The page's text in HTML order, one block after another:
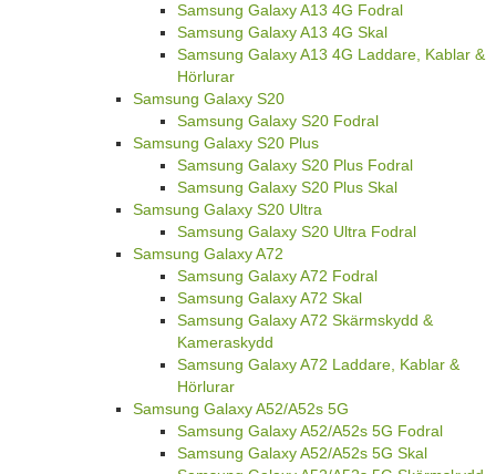
Samsung Galaxy A13 4G Fodral
Samsung Galaxy A13 4G Skal
Samsung Galaxy A13 4G Laddare, Kablar &
Hörlurar
Samsung Galaxy S20
Samsung Galaxy S20 Fodral
Samsung Galaxy S20 Plus
Samsung Galaxy S20 Plus Fodral
Samsung Galaxy S20 Plus Skal
Samsung Galaxy S20 Ultra
Samsung Galaxy S20 Ultra Fodral
Samsung Galaxy A72
Samsung Galaxy A72 Fodral
Samsung Galaxy A72 Skal
Samsung Galaxy A72 Skärmskydd &
Kameraskydd
Samsung Galaxy A72 Laddare, Kablar &
Hörlurar
Samsung Galaxy A52/A52s 5G
Samsung Galaxy A52/A52s 5G Fodral
Samsung Galaxy A52/A52s 5G Skal